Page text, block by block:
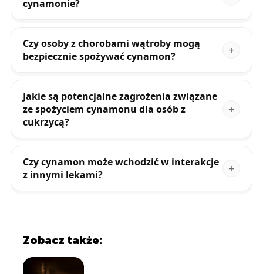
cynamonie?
Czy osoby z chorobami wątroby mogą
bezpiecznie spożywać cynamon?
Jakie są potencjalne zagrożenia związane
ze spożyciem cynamonu dla osób z
cukrzycą?
Czy cynamon może wchodzić w interakcje
z innymi lekami?
Zobacz także: